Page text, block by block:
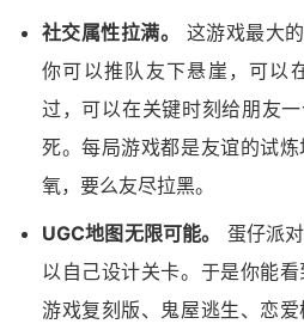
社交属性拉满。
这游戏最大
你可以推队友下悬崖，可以
过，可以在关键时刻给朋友
死。每局游戏都是友谊的试
氧，要么友尽拉黑。
UGC地图无限可能。
蛋仔派
以自己设计关卡。于是你能
游戏复刻版、鬼屋逃生、恋